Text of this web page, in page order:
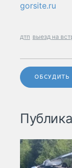
gorsite.ru
дтп выезд на
ОБСУДИТЬ